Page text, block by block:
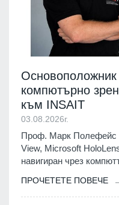
компютърно
към INSAIT
03.08.2026г.
Проф. Марк Полефейс
View, Microsoft
навигиран чрез
ПРОЧЕТЕТЕ ПОВЕЧЕ